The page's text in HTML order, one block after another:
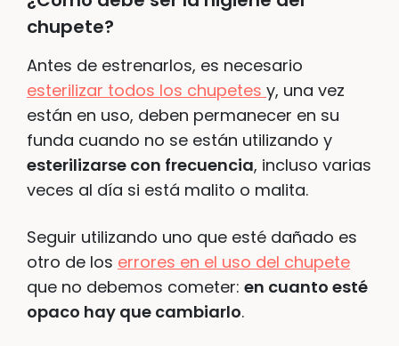
chupete?
Antes de estrenarlos, es necesario
esterilizar todos los chupetes y, una vez
están en uso, deben permanecer en su
funda cuando no se están utilizando y
esterilizarse con frecuencia, incluso varias
veces al día si está malito o malita.
Seguir utilizando uno que esté dañado es
otro de los errores en el uso del chupete
que no debemos cometer: en cuanto esté
opaco hay que cambiarlo.